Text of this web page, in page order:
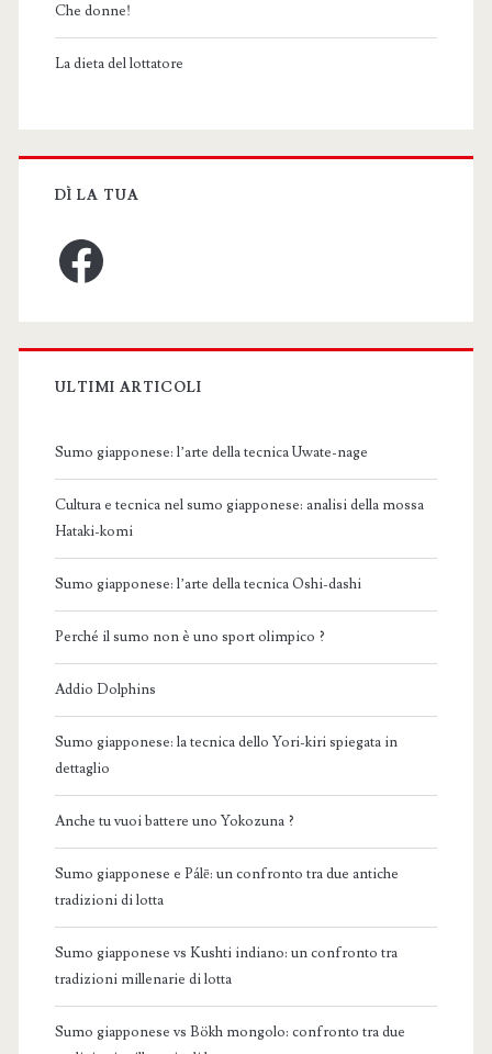
Che donne!
La dieta del lottatore
DÌ LA TUA
Facebook
ULTIMI ARTICOLI
Sumo giapponese: l’arte della tecnica Uwate-nage
Cultura e tecnica nel sumo giapponese: analisi della mossa
Hataki-komi
Sumo giapponese: l’arte della tecnica Oshi-dashi
Perché il sumo non è uno sport olimpico ?
Addio Dolphins
Sumo giapponese: la tecnica dello Yori-kiri spiegata in
dettaglio
Anche tu vuoi battere uno Yokozuna ?
Sumo giapponese e Pálē: un confronto tra due antiche
tradizioni di lotta
Sumo giapponese vs Kushti indiano: un confronto tra
tradizioni millenarie di lotta
Sumo giapponese vs Bökh mongolo: confronto tra due